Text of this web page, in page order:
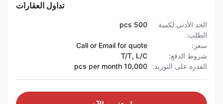
تداول العقارات
الحد الأدنى لكمية
الطلب:
500 pcs
Call or Email for quote
شروط الدفع:
T/T, L/C
القدرة على التوريد:
10,000 pcs per month